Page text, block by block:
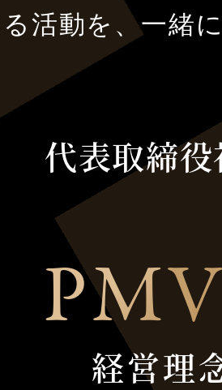
活動を、一緒
代表取締
PM
経営理